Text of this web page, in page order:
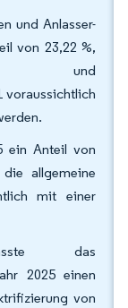
und Anlasser-
von 23,22 %,
und
voraussichtlich
ein Anteil von
allgemeine
mit einer
das
2025 einen
von